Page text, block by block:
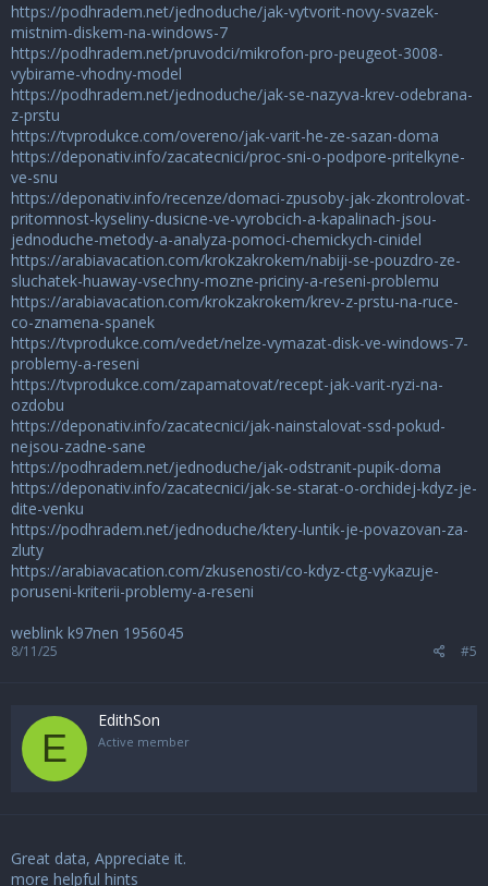
https://podhradem.net/jednoduche/jak-vytvorit-novy-svazek-
mistnim-diskem-na-windows-7
https://podhradem.net/pruvodci/mikrofon-pro-peugeot-3008-
vybirame-vhodny-model
https://podhradem.net/jednoduche/jak-se-nazyva-krev-odebrana-
z-prstu
https://tvprodukce.com/overeno/jak-varit-he-ze-sazan-doma
https://deponativ.info/zacatecnici/proc-sni-o-podpore-pritelkyne-
ve-snu
https://deponativ.info/recenze/domaci-zpusoby-jak-zkontrolovat-
pritomnost-kyseliny-dusicne-ve-vyrobcich-a-kapalinach-jsou-
jednoduche-metody-a-analyza-pomoci-chemickych-cinidel
https://arabiavacation.com/krokzakrokem/nabiji-se-pouzdro-ze-
sluchatek-huaway-vsechny-mozne-priciny-a-reseni-problemu
https://arabiavacation.com/krokzakrokem/krev-z-prstu-na-ruce-
co-znamena-spanek
https://tvprodukce.com/vedet/nelze-vymazat-disk-ve-windows-7-
problemy-a-reseni
https://tvprodukce.com/zapamatovat/recept-jak-varit-ryzi-na-
ozdobu
https://deponativ.info/zacatecnici/jak-nainstalovat-ssd-pokud-
nejsou-zadne-sane
https://podhradem.net/jednoduche/jak-odstranit-pupik-doma
https://deponativ.info/zacatecnici/jak-se-starat-o-orchidej-kdyz-je-
dite-venku
https://podhradem.net/jednoduche/ktery-luntik-je-povazovan-za-
zluty
https://arabiavacation.com/zkusenosti/co-kdyz-ctg-vykazuje-
poruseni-kriterii-problemy-a-reseni
weblink k97nen 1956045
8/11/25 #5
E
EdithSon
Active member
Great data, Appreciate it.
more helpful hints